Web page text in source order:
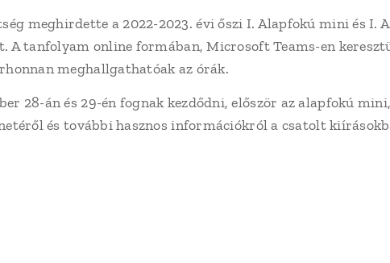
meghirdette a 2022-2023. évi őszi I. Alapfokú mini és I.
A tanfolyam online formában, Microsoft Teams-en
meghallgathatóak az órák.
28-án és 29-én fognak kezdődni, először az alapfokú
és további hasznos információkról a csatolt